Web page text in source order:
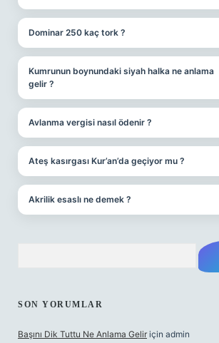
Dominar 250 kaç tork ?
Kumrunun boynundaki siyah halka ne anlama
gelir ?
Avlanma vergisi nasıl ödenir ?
Ateş kasırgası Kur’an’da geçiyor mu ?
Akrilik esaslı ne demek ?
SON YORUMLAR
Başını Dik Tuttu Ne Anlama Gelir için admin